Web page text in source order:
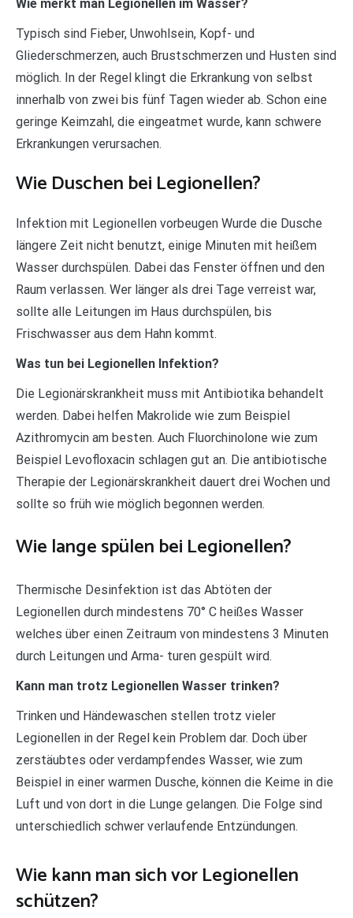
Wie merkt man Legionellen im Wasser?
Typisch sind Fieber, Unwohlsein, Kopf- und
Gliederschmerzen, auch Brustschmerzen und Husten sind
möglich. In der Regel klingt die Erkrankung von selbst
innerhalb von zwei bis fünf Tagen wieder ab. Schon eine
geringe Keimzahl, die eingeatmet wurde, kann schwere
Erkrankungen verursachen.
Wie Duschen bei Legionellen?
Infektion mit Legionellen vorbeugen Wurde die Dusche
längere Zeit nicht benutzt, einige Minuten mit heißem
Wasser durchspülen. Dabei das Fenster öffnen und den
Raum verlassen. Wer länger als drei Tage verreist war,
sollte alle Leitungen im Haus durchspülen, bis
Frischwasser aus dem Hahn kommt.
Was tun bei Legionellen Infektion?
Die Legionärskrankheit muss mit Antibiotika behandelt
werden. Dabei helfen Makrolide wie zum Beispiel
Azithromycin am besten. Auch Fluorchinolone wie zum
Beispiel Levofloxacin schlagen gut an. Die antibiotische
Therapie der Legionärskrankheit dauert drei Wochen und
sollte so früh wie möglich begonnen werden.
Wie lange spülen bei Legionellen?
Thermische Desinfektion ist das Abtöten der
Legionellen durch mindestens 70° C heißes Wasser
welches über einen Zeitraum von mindestens 3 Minuten
durch Leitungen und Arma- turen gespült wird.
Kann man trotz Legionellen Wasser trinken?
Trinken und Händewaschen stellen trotz vieler
Legionellen in der Regel kein Problem dar. Doch über
zerstäubtes oder verdampfendes Wasser, wie zum
Beispiel in einer warmen Dusche, können die Keime in die
Luft und von dort in die Lunge gelangen. Die Folge sind
unterschiedlich schwer verlaufende Entzündungen.
Wie kann man sich vor Legionellen
schützen?